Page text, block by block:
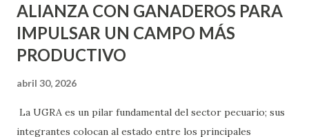
ALIANZA CON GANADEROS PARA
IMPULSAR UN CAMPO MÁS
PRODUCTIVO
abril 30, 2026
La UGRA es un pilar fundamental del sector pecuario; sus
integrantes colocan al estado entre los principales